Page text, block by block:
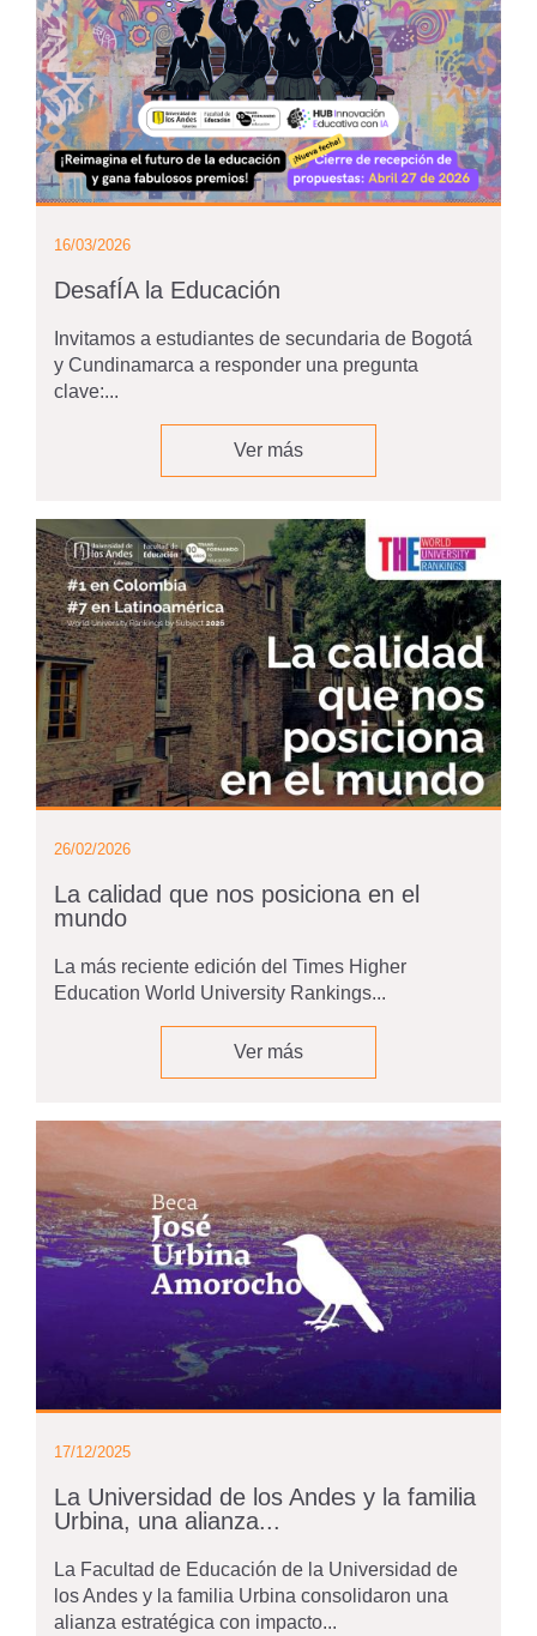
16/03/2026
DesafÍA la Educación
Invitamos a estudiantes de secundaria de Bogotá
y Cundinamarca a responder una pregunta
clave:...
Ver más
26/02/2026
La calidad que nos posiciona en el
mundo
La más reciente edición del Times Higher
Education World University Rankings...
Ver más
17/12/2025
La Universidad de los Andes y la familia
Urbina, una alianza...
La Facultad de Educación de la Universidad de
los Andes y la familia Urbina consolidaron una
alianza estratégica con impacto...